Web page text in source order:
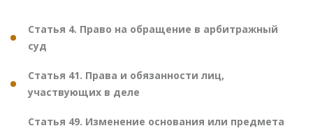
Статья 4. Право на обращение в арбитражный
суд
Статья 41. Права и обязанности лиц,
участвующих в деле
Статья 49. Изменение основания или предмета